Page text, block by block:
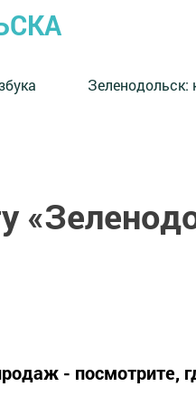
⁠Зеленодольск:
- посмотрите,